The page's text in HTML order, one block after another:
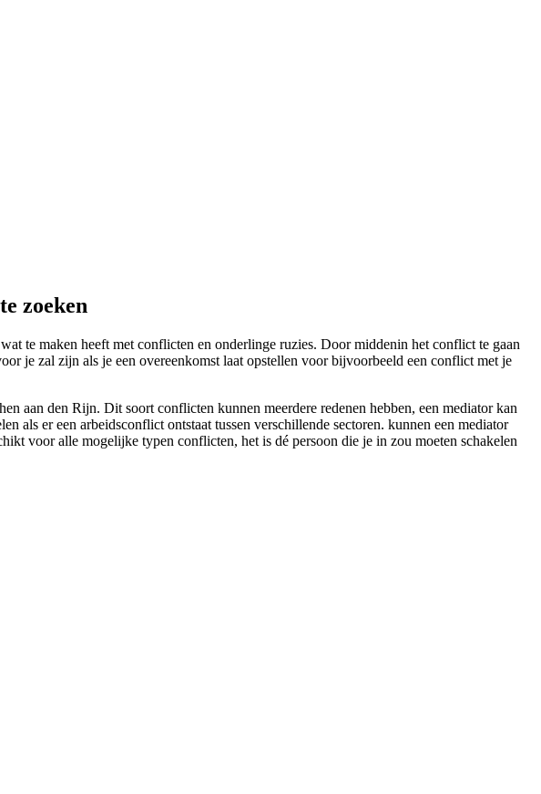
zoeken
te maken heeft met conflicten en onderlinge ruzies. Door middenin het conflict te gaan
je zal zijn als je een overeenkomst laat opstellen voor bijvoorbeeld een conflict met je
aan den Rijn. Dit soort conflicten kunnen meerdere redenen hebben, een mediator kan
als er een arbeidsconflict ontstaat tussen verschillende sectoren. kunnen een mediator
voor alle mogelijke typen conflicten, het is dé persoon die je in zou moeten schakelen